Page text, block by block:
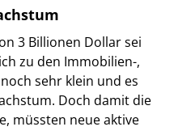
3 Billionen Dollar sei
zu den Immobilien-,
sehr klein und es
Doch damit die
müssten neue aktive